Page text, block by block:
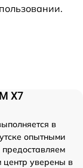
X7
в
опытными
уверены в